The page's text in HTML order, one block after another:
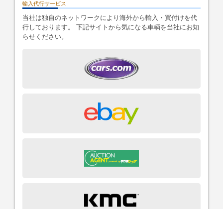
輸入代行サービス
当社は独自のネットワークにより海外から輸入・買付けを代
行しております。 下記サイトから気になる車輌を当社にお知
らせください。